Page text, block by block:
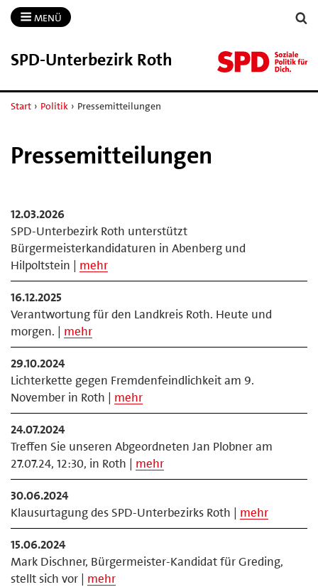
MENÜ
SPD-​Unterbezirk Roth
Start › Politik › Pressemitteilungen
Pressemitteilungen
12.03.2026
SPD-Unterbezirk Roth unterstützt
Bürgermeisterkandidaturen in Abenberg und
Hilpoltstein | mehr
16.12.2025
Verantwortung für den Landkreis Roth. Heute und
morgen. | mehr
29.10.2024
Lichterkette gegen Fremdenfeindlichkeit am 9.
November in Roth | mehr
24.07.2024
Treffen Sie unseren Abgeordneten Jan Plobner am
27.07.24, 12:30, in Roth | mehr
30.06.2024
Klausurtagung des SPD-Unterbezirks Roth | mehr
15.06.2024
Mark Dischner, Bürgermeister-Kandidat für Greding,
stellt sich vor | mehr